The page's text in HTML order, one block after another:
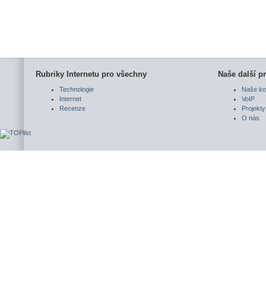
Rubriky Internetu pro všechny
Technologie
Internet
Recenze
Naše další
Naše
VoIP
Projekty
O nás